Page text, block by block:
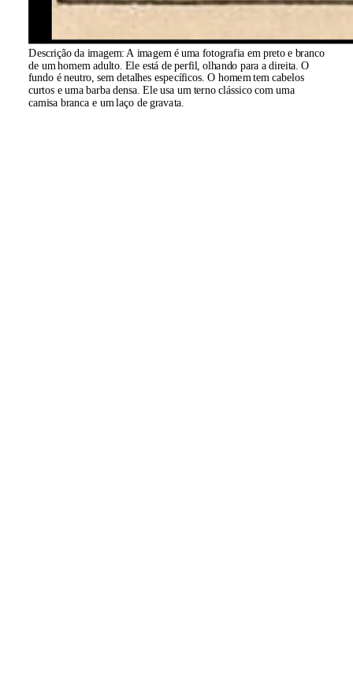
Descrição da imagem: A imagem é uma fotografia em preto e branco
de um homem adulto. Ele está de perfil, olhando para a direita. O
fundo é neutro, sem detalhes específicos. O homem tem cabelos
curtos e uma barba densa. Ele usa um terno clássico com uma
camisa branca e um laço de gravata.